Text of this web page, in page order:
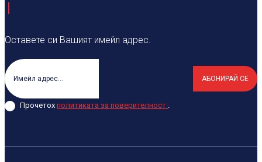
Оставете си Вашият имейл адрес.
АБОНИРАЙ СЕ
Прочетох политиката за поверителност .